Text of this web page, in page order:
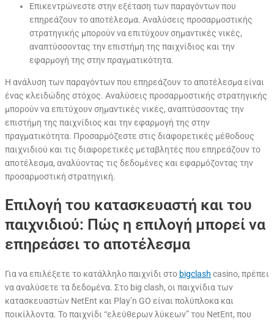
Επικεντρώνεστε στην εξέταση των παραγόντων που
επηρεάζουν το αποτέλεσμα. Αναλύσεις προσαρμοστικής
στρατηγικής μπορούν να επιτύχουν σημαντικές νικές,
αναπτύσσοντας την επιστήμη της παιχνίδιος και την
εφαρμογή της στην πραγματικότητα.
Η ανάλυση των παραγόντων που επηρεάζουν το αποτέλεσμα είναι
ένας κλειδώδης στόχος. Αναλύσεις προσαρμοστικής στρατηγικής
μπορούν να επιτύχουν σημαντικές νικές, αναπτύσσοντας την
επιστήμη της παιχνίδιος και την εφαρμογή της στην
πραγματικότητα. Προσαρμόζεστε στις διαφορετικές μέθοδους
παιχνιδιού και τις διαφορετικές μεταβλητές που επηρεάζουν το
αποτέλεσμα, αναλύοντας τις δεδομένες και εφαρμόζοντας την
προσαρμοστική στρατηγική.
Επιλογή του κατασκευαστή και του
παιχνιδιού: Πώς η επιλογή μπορεί να
επηρεάσει το αποτέλεσμα
Για να επιλέξετε το κατάλληλο παιχνίδι στο bigclash casino, πρέπει
να αναλύσετε τα δεδομένα. Στο big clash, οι παιχνίδια των
κατασκευαστών NetEnt και Play’n GO είναι πολύπλοκα και
ποικίλλοντα. Το παιχνίδι “ελεύθερων λύκεων” του NetEnt, που